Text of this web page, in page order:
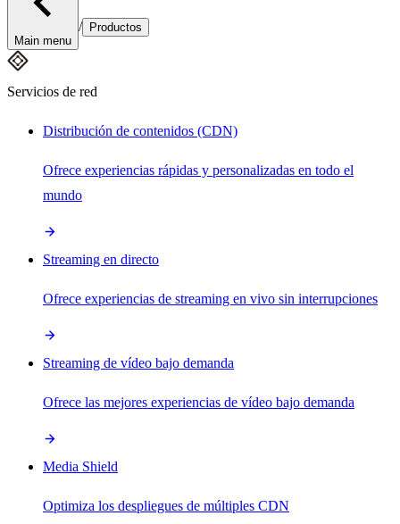
Main menu
/ Productos
Servicios de red
Distribución de contenidos (CDN)
Ofrece experiencias rápidas y personalizadas en todo el
mundo
Streaming en directo
Ofrece experiencias de streaming en vivo sin interrupciones
Streaming de vídeo bajo demanda
Ofrece las mejores experiencias de vídeo bajo demanda
Media Shield
Optimiza los despliegues de múltiples CDN